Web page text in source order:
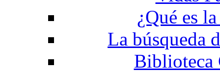
¿Qué es
La búsqueda
Biblioteca